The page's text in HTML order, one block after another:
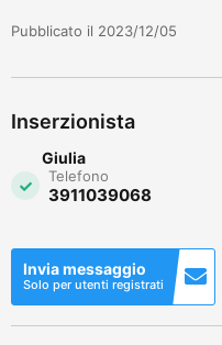
Pubblicato il 2023/12/05
Inserzionista
Giulia
Telefono
3911039068
Invia messaggio
Solo per utenti registrati